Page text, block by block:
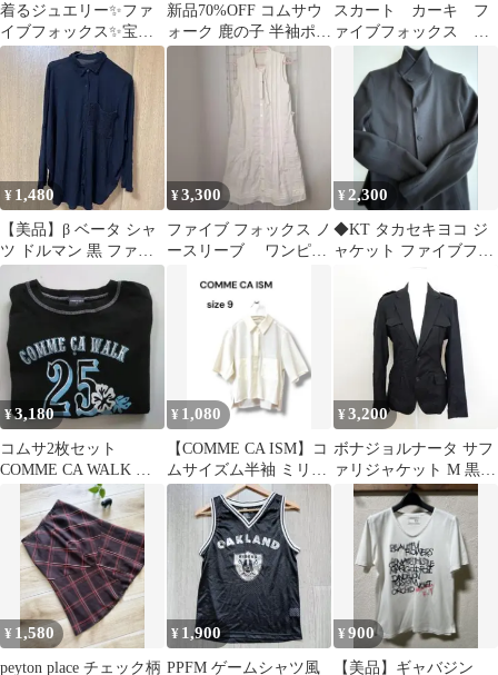
着るジュエリー✨ファ
イブフォックス✨宝石
スワロフスキー＆豪華
ビジュー付キャミ L
新品70%OFF コムサウ
ォーク 鹿の子 半袖ポロ
シャツ L チャコール
スカート カーキ フ
ァイブフォックス KT
¥ 1,480
【美品】β ベータ シャ
ツ ドルマン 黒 ファイ
ブフォックス 40
¥3,300
ファイブ フォックス ノ
ースリーブ ワンピー
¥ 2,300
◆KT タカセキヨコ ジ
ャケット ファイブフォ
¥3,180
コムサ2枚セット
COMME CA WALK シ
ャツ ファイブフォッ
クス
¥ 1,080
【COMME CA ISM】コ
ムサイズム半袖 ミリタ
リーシャツ白 9 M通勤
通学
¥3,200
ボナジョルナータ サフ
ァリジャケット M 黒
コットン100 ファイブ
フォックス
¥ 1,580
peyton place チェック柄
¥ 1,900
​PPFM ゲームシャツ風
¥900
【美品】ギャバジン